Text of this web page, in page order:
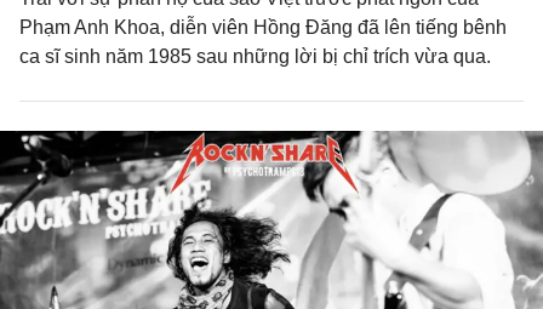
Phạm Anh Khoa, diễn viên Hồng Đăng đã lên tiếng bênh
ca sĩ sinh năm 1985 sau những lời bị chỉ trích vừa qua.